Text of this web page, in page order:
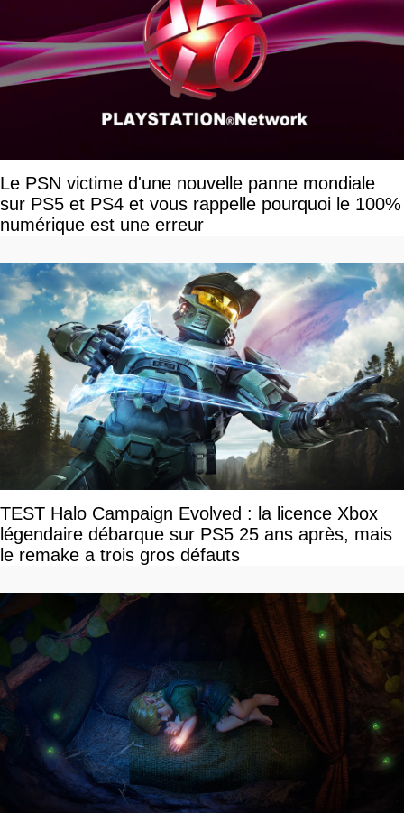
Le PSN victime d'une nouvelle panne mondiale
sur PS5 et PS4 et vous rappelle pourquoi le 100%
numérique est une erreur
TEST Halo Campaign Evolved : la licence Xbox
légendaire débarque sur PS5 25 ans après, mais
le remake a trois gros défauts